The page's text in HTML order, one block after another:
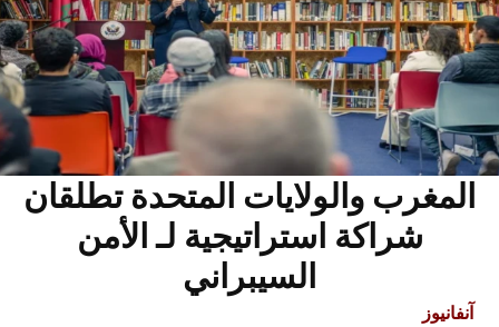
المغرب والولايات المتحدة تطلقان
شراكة استراتيجية لـ الأمن
السيبراني
آنفانيوز